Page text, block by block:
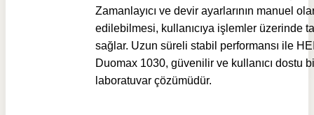
Zamanlayıcı ve devir ayarlarının manuel
edilebilmesi, kullanıcıya işlemler üzerinde
sağlar. Uzun süreli stabil performansı ile
Duomax 1030, güvenilir ve kullanıcı dostu
laboratuvar çözümüdür.